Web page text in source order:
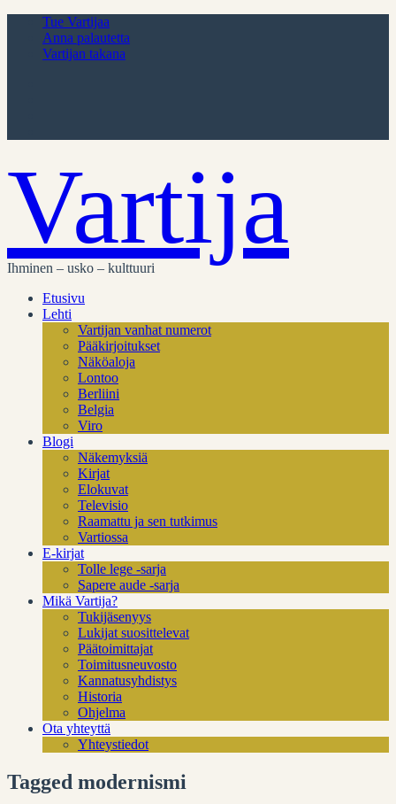
Tue Vartijaa
Anna palautetta
Vartijan takana
Vartija
Ihminen – usko – kulttuuri
Etusivu
Lehti
Vartijan vanhat numerot
Pääkirjoitukset
Näköaloja
Lontoo
Berliini
Belgia
Viro
Blogi
Näkemyksiä
Kirjat
Elokuvat
Televisio
Raamattu ja sen tutkimus
Vartiossa
E-kirjat
Tolle lege -sarja
Sapere aude -sarja
Mikä Vartija?
Tukijäsenyys
Lukijat suosittelevat
Päätoimittajat
Toimitusneuvosto
Kannatusyhdistys
Historia
Ohjelma
Ota yhteyttä
Yhteystiedot
Tagged modernismi